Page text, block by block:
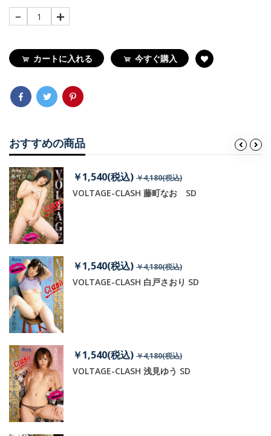
1
カートに入れる 今すぐ購入
おすすめの商品
￥1,540(税込) ￥4,180(税込)
VOLTAGE-CLASH 藤町なお SD
￥1,540(税込) ￥4,180(税込)
VOLTAGE-CLASH 白戸さおり SD
￥1,540(税込) ￥4,180(税込)
VOLTAGE-CLASH 浅見ゆう SD